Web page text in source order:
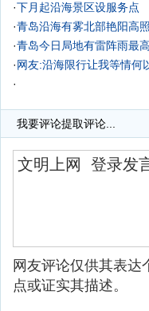
·下月起沿海景区设服务点
·青岛沿海有雾北部艳阳高
·青岛今日局地有雷阵雨最
·网友:沿海限行让我等情何
·
我要评论提取评论...
网友评论仅供其表
点或证实其描述。